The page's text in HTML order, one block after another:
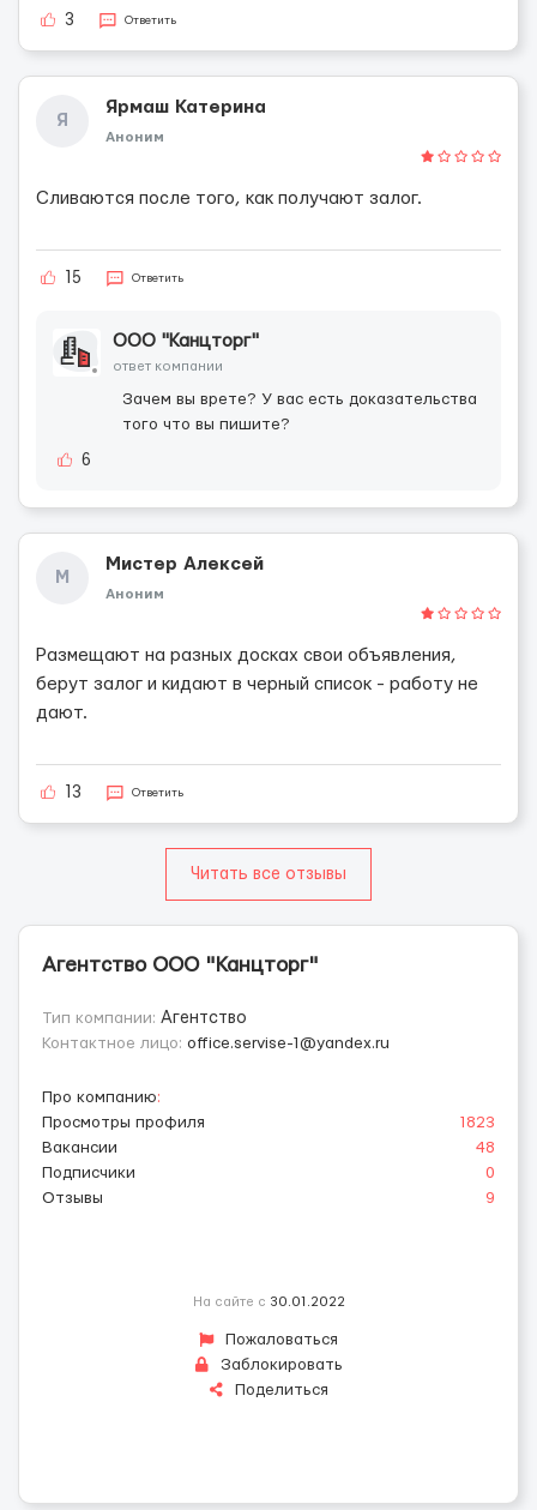
3 Ответить
Я
Ярмаш Катерина
Аноним
Сливаются после того, как получают залог.
15 Ответить
ООО "Канцторг"
ответ компании
Зачем вы врете? У вас есть доказательства
того что вы пишите?
6
М
Мистер Алексей
Аноним
Размещают на разных досках свои объявления,
берут залог и кидают в черный список - работу не
дают.
13 Ответить
Читать все отзывы
Агентство ООО "Канцторг"
Тип компании: Агентство
Контактное лицо: office.servise-1@yandex.ru
Про компанию:
Просмотры профиля
1823
Вакансии
48
Подписчики
0
Отзывы
9
На сайте с 30.01.2022
Пожаловаться
Заблокировать
Поделиться